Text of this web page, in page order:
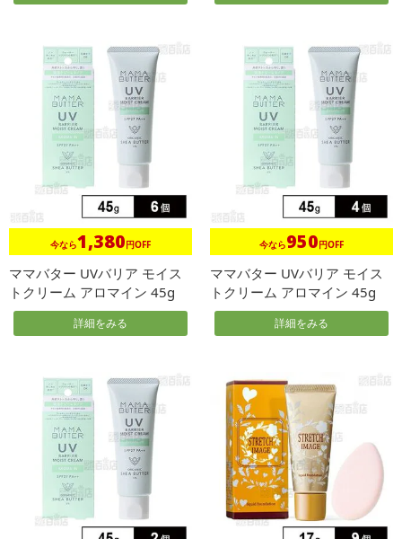
今なら1,380円OFF
ママバター UVバリア モイス
トクリーム アロマイン 45g
詳細をみる
今なら950円OFF
ママバター UVバリア モイス
トクリーム アロマイン 45g
詳細をみる